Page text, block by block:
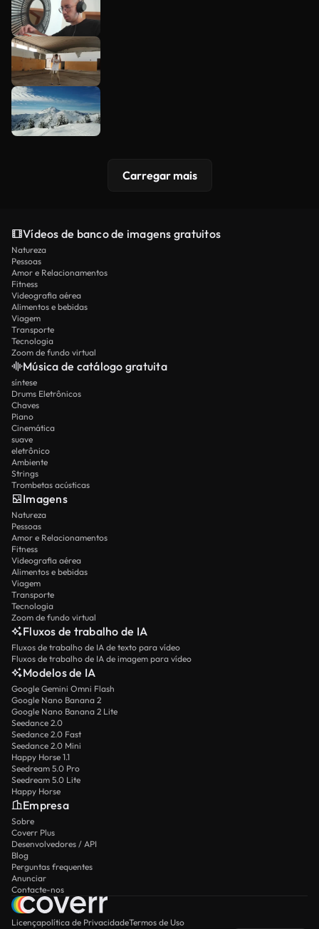
Carregar mais
Vídeos de banco de imagens gratuitos
Natureza
Pessoas
Amor e Relacionamentos
Fitness
Videografia aérea
Alimentos e bebidas
Viagem
Transporte
Tecnologia
Zoom de fundo virtual
Música de catálogo gratuita
síntese
Drums Eletrônicos
Chaves
Piano
Cinemática
suave
eletrônico
Ambiente
Strings
Trombetas acústicas
Imagens
Natureza
Pessoas
Amor e Relacionamentos
Fitness
Videografia aérea
Alimentos e bebidas
Viagem
Transporte
Tecnologia
Zoom de fundo virtual
Fluxos de trabalho de IA
Fluxos de trabalho de IA de texto para vídeo
Fluxos de trabalho de IA de imagem para vídeo
Modelos de IA
Google Gemini Omni Flash
Google Nano Banana 2
Google Nano Banana 2 Lite
Seedance 2.0
Seedance 2.0 Fast
Seedance 2.0 Mini
Happy Horse 1.1
Seedream 5.0 Pro
Seedream 5.0 Lite
Happy Horse
Empresa
Sobre
Coverr Plus
Desenvolvedores / API
Blog
Perguntas frequentes
Anunciar
Contacte-nos
Licençapolítica de PrivacidadeTermos de Uso